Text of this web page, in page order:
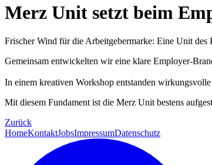
Merz Unit setzt beim
Frischer Wind für die Arbeitgebermarke: Eine Unit des
Gemeinsam entwickelten wir eine klare Employer-
In einem kreativen Workshop entstanden
Mit diesem Fundament ist die Merz Unit bestens
Zurück
HomeKontaktJobsImpressumDatenschutz